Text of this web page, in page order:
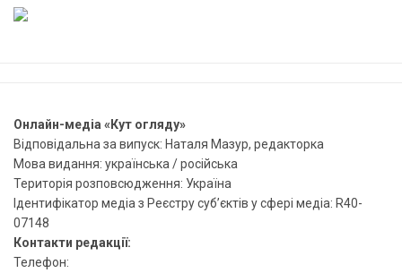
Онлайн-медіа «Кут огляду»
Відповідальна за випуск: Наталя Мазур, редакторка
Мова видання: українська / російська
Територія розповсюдження: Україна
Ідентифікатор медіа з Реєстру суб’єктів у сфері медіа: R40-
07148
Контакти редакції:
Телефон: